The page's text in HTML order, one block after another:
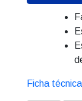
Ficha técnica